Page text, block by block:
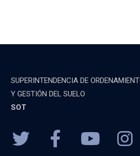
SUPERINTENDENCIA DE
Y GESTIÓN DEL SUELO
SOT